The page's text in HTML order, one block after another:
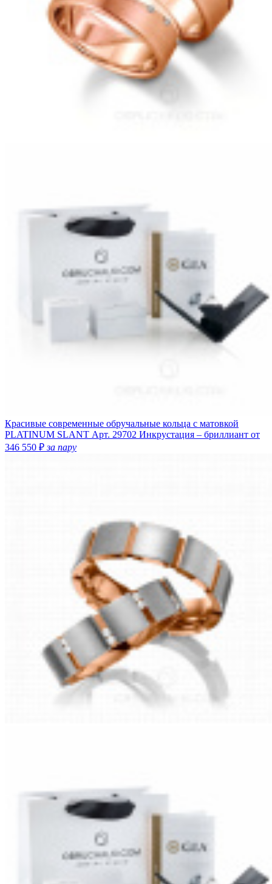
Красивые современные обручальные кольца с матовкой
PLATINUM SLANT Арт. 29702 Инкрустация – бриллиант от
346 550 ₽за пару